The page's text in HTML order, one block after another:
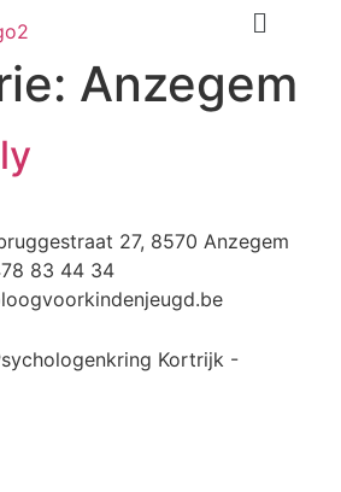
Anzegem
27, 8570 Anzegem
83 44 34
Kortrijk -